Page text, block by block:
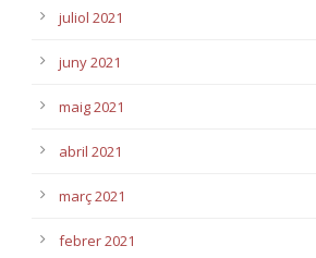
juliol 2021
juny 2021
maig 2021
abril 2021
març 2021
febrer 2021